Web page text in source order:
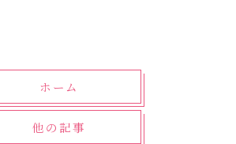
ホーム
他の記事